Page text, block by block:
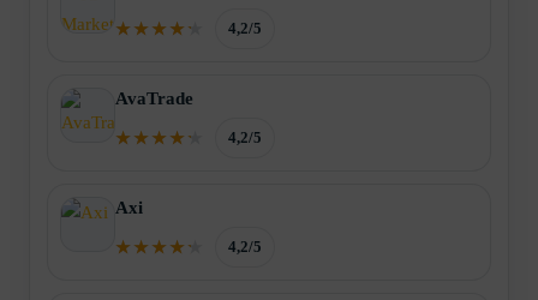
4,2/5
AvaTrade
4,2/5
Axi
4,2/5